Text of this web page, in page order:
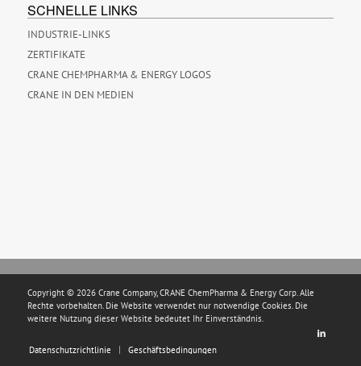
SCHNELLE LINKS
INDUSTRIE-LINKS
ZERTIFIKATE
CRANE CHEMPHARMA & ENERGY LOGOS
CRANE IN DEN MEDIEN
Copyright © 2026 Crane Company, CRANE ChemPharma & Energy Corp. Alle
Rechte vorbehalten. Die Website verwendet nur notwendige Cookies. Die
weitere Nutzung dieser Website bedeutet Ihr Einverständnis.
Datenschutzrichtlinie Geschäftsbedingungen